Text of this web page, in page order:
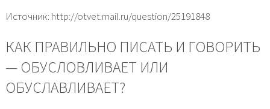
Источник: http://otvet.mail.ru/question/25191848
КАК ПРАВИЛЬНО ПИСАТЬ И ГОВОРИТЬ
— ОБУСЛОВЛИВАЕТ ИЛИ
ОБУСЛАВЛИВАЕТ?